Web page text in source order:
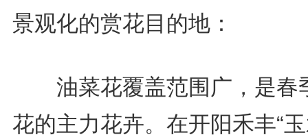
景观化的赏花目的地：
油菜花覆盖范围广，是春
花的主力花卉。在开阳禾丰“